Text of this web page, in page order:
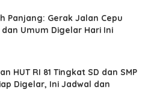
Panjang: Gerak Jalan Cepu
dan Umum Digelar Hari Ini
HUT RI 81 Tingkat SD dan SMP
Digelar, Ini Jadwal dan